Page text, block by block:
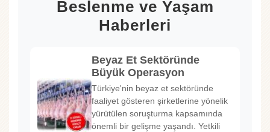
Beslenme ve Yaşam
Haberleri
Beyaz Et Sektöründe
Büyük Operasyon
Türkiye'nin beyaz et sektöründe
faaliyet gösteren şirketlerine yönelik
yürütülen soruşturma kapsamında
önemli bir gelişme yaşandı. Yetkili